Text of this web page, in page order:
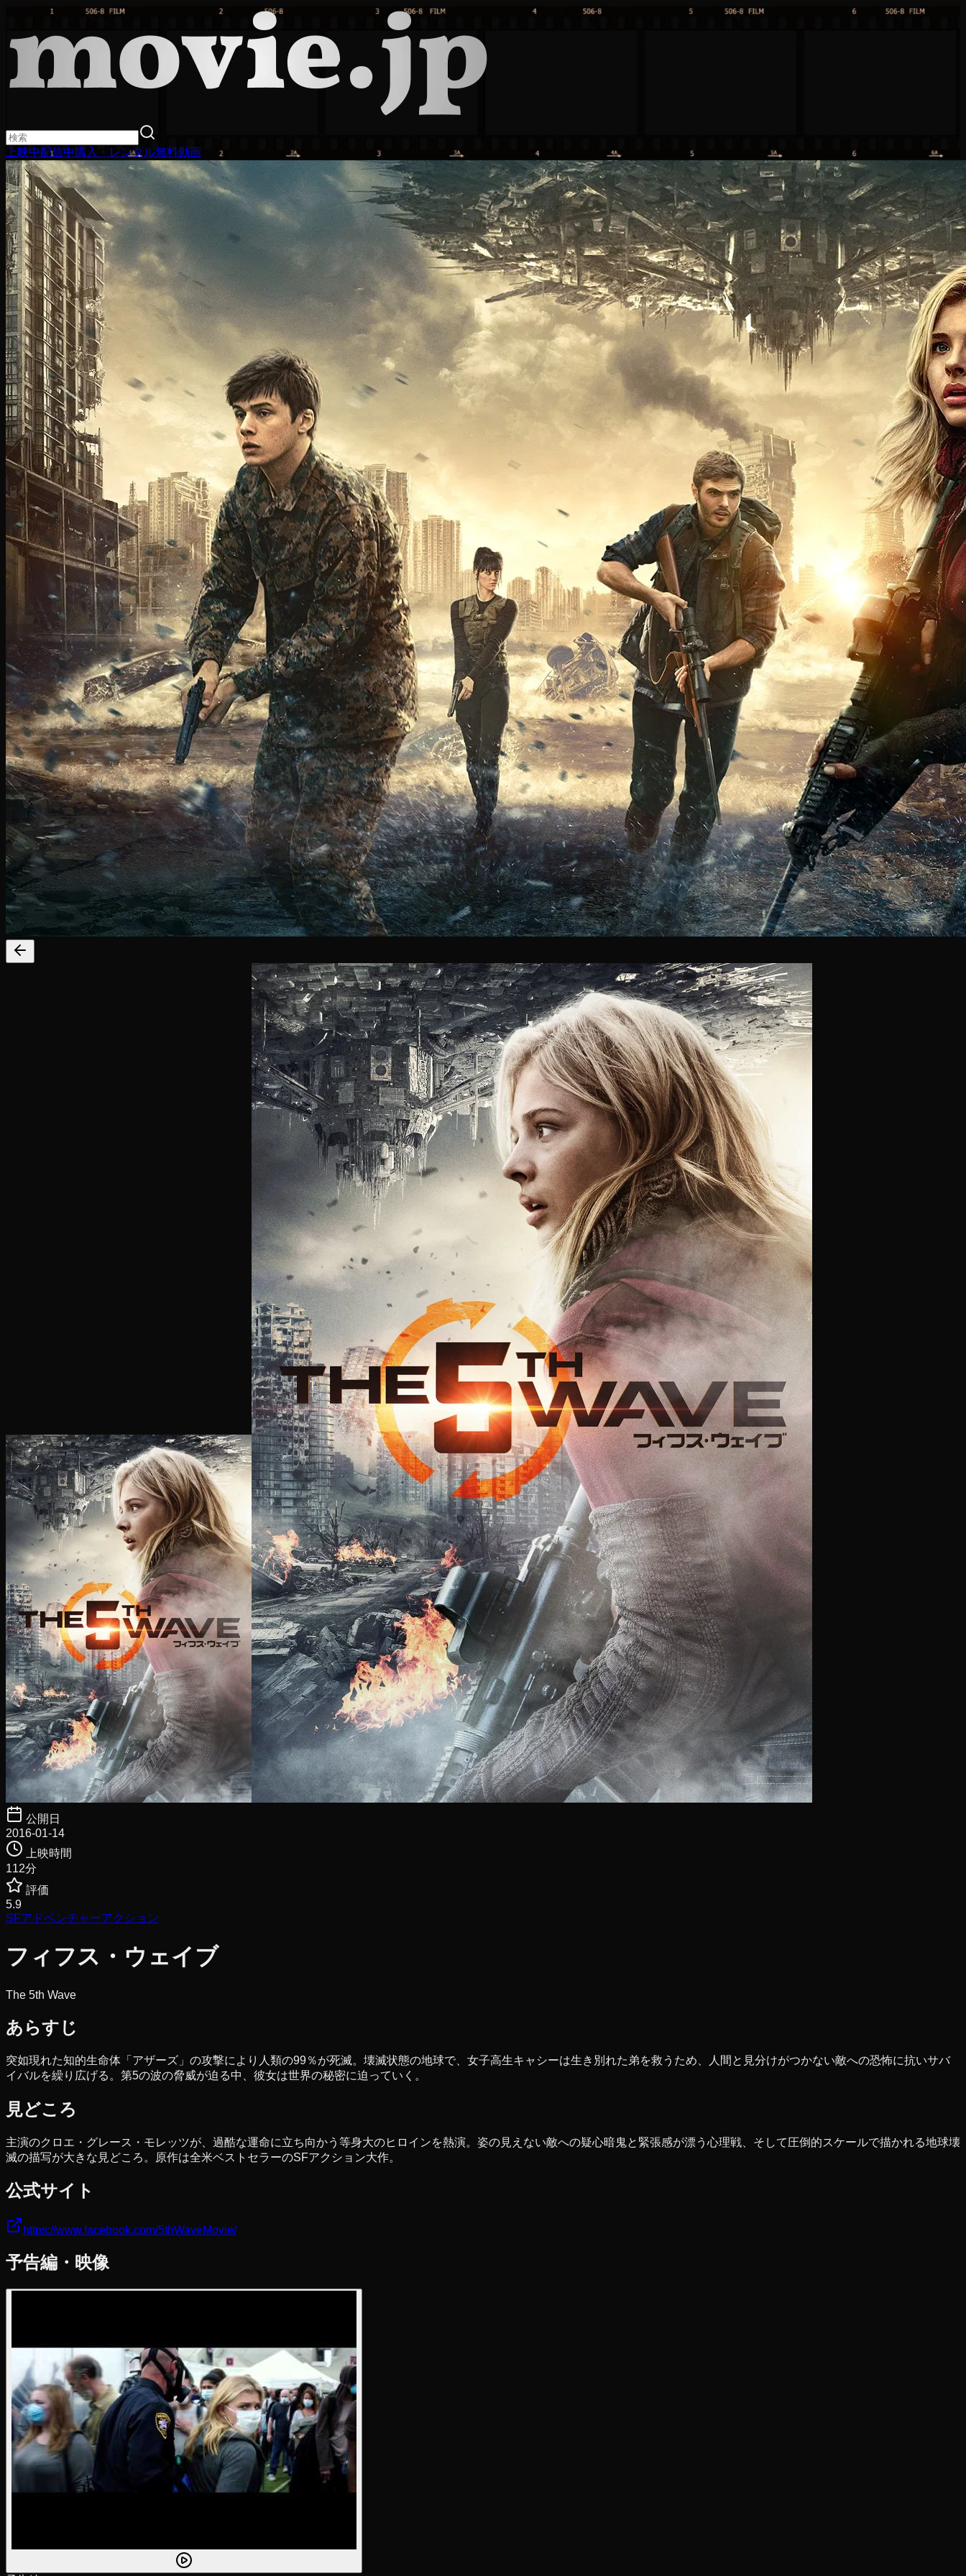
上映中配信中購入・レンタル無料動画
公開日
2016-01-14
上映時間
112分
評価
5.9
SFアドベンチャーアクション
フィフス・ウェイブ
The 5th Wave
あらすじ
突如現れた知的生命体「アザーズ」の攻撃により人類の99％が死滅。壊滅状態の地球で、女子高生キャシーは生き別れた弟を救うため、人間と見分けがつかない敵への恐怖に抗いサバ
イバルを繰り広げる。第5の波の脅威が迫る中、彼女は世界の秘密に迫っていく。
見どころ
主演のクロエ・グレース・モレッツが、過酷な運命に立ち向かう等身大のヒロインを熱演。姿の見えない敵への疑心暗鬼と緊張感が漂う心理戦、そして圧倒的スケールで描かれる地球壊
滅の描写が大きな見どころ。原作は全米ベストセラーのSFアクション大作。
公式サイト
https://www.facebook.com/5thWaveMovie/
予告編・映像